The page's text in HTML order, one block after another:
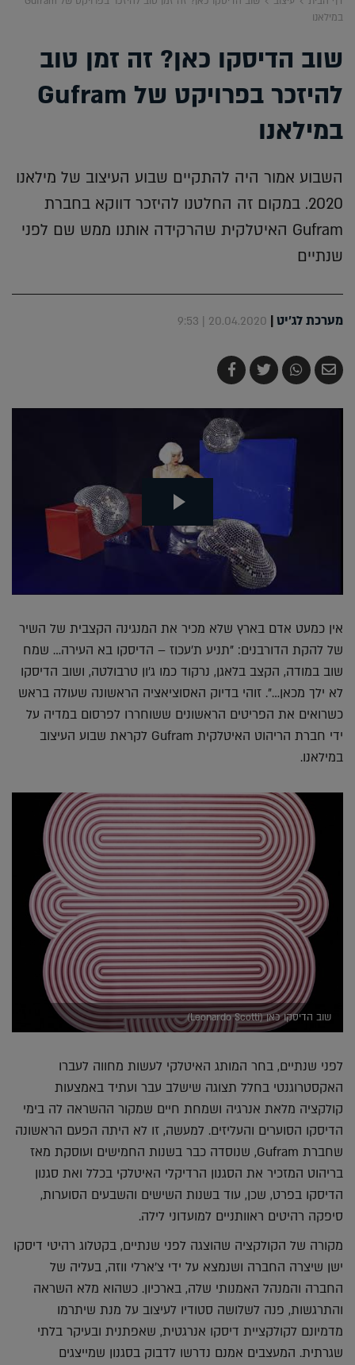
במילאנו
שוב הדיסקו כאן? זה זמן טוב
להיזכר בפרויקט של Gufram
במילאנו
השבוע אמור היה להתקיים שבוע העיצוב של מילאנו
2020. במקום זה החלטנו להיזכר דווקא בחברת
Gufram האיטלקית שהרקידה אותנו ממש שם לפני
שנתיים
מערכת לג'יט|
20.04.2020 | 9:53
שלח
בדואר
שתף
ב-
צייץ
ב-
שתף
ב-
אין כמעט אדם בארץ שלא מכיר את המנגינה הקצבית של השיר
של להקת הדורבנים: "תניע ת'עכוז – הדיסקו בא העירה… שמח
שוב במודה, הקצב בלאגן, נרקוד כמו ג'ון טרבולטה, ושוב הדיסקו
לא ילך מכאן…". זוהי בדיוק האסוציאציה הראשונה שעולה בראש
כשרואים את הפריטים הראשונים ששוחררו לפרסום במדיה על
ידי חברת הריהוט האיטלקית Gufram לקראת שבוע העיצוב
במילאנו.
שוב הדיסקו כאן (Leonardo Scotti)
לפני שנתיים, בחר המותג האיטלקי לעשות מחווה לעברו
האקסטרוגנטי בחלל תצוגה שישלב עבר ועתיד באמצעות
קולקציה מלאת אנרגיה ושמחת חיים שמקור ההשראה לה בימי
הדיסקו הסוערים והעליזים. למעשה, זו לא היתה הפעם הראשונה
שחברת Gufram, שנוסדה כבר בשנות החמישים ועוסקת מאז
בריהוט המזכיר את הסגנון הרדיקלי האיטלקי בכלל ואת סגנון
הדיסקו בפרט, שכן, עוד בשנות השישים והשבעים הסוערות,
סיפקה רהיטים ראוותניים למועדוני לילה.
מקורה של הקולקציה שהוצגה לפני שנתיים, בקטלוג רהיטי דיסקו
ישן שיצרה החברה ושנמצא על ידי צ'ארלי ווזה, בעליה של
החברה והמנהל האמנותי שלה, בארכיון. כשהוא מלא השראה
והתרגשות, פנה לשלושה סטודיו לעיצוב על מנת שיתרמו
מדמיונם לקולקציית דיסקו אנרגטית, שאפתנית ובעיקר בלתי
שגרתית. המעצבים אמנם נדרשו לדבוק בסגנון שמייצגים